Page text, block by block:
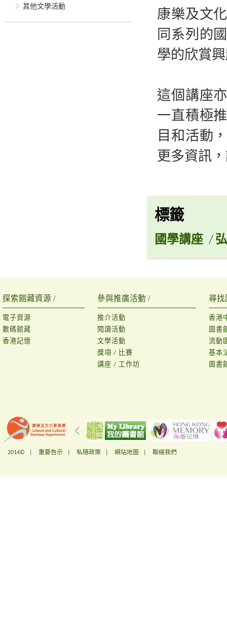
其他文學活動
康樂及文
同系列的
學的欣賞
這個講座
一直積極
目和活動
更多資訊
標籤
國學講座 /
探索館藏資源 /
電子資源
數碼館藏
香港記憶
參與推廣活動 /
推介活動
閱讀活動
文學活動
獎項 / 比賽
講座 / 工作坊
尋找
香港
圖書
流動
基本
圖書
2014© | 重要告示 私隱政策 網站地圖 聯絡我們